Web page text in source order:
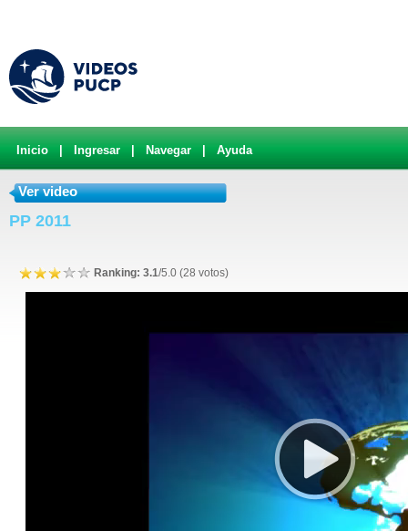
Inicio Ingresar Navegar Ayuda
Ver video
PP 2011
Ranking: 3.1/5.0 (28 votos)